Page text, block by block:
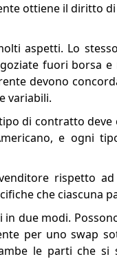
ottiene il diritto
aspetti. Lo
fuori borsa
devono
variabili.
di contratto
e ogni
rispetto
che ciascuna
due modi.
per uno swap
le parti che si